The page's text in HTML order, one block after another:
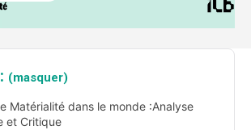
(masquer)
Matérialité dans le monde :Analyse
et Critique